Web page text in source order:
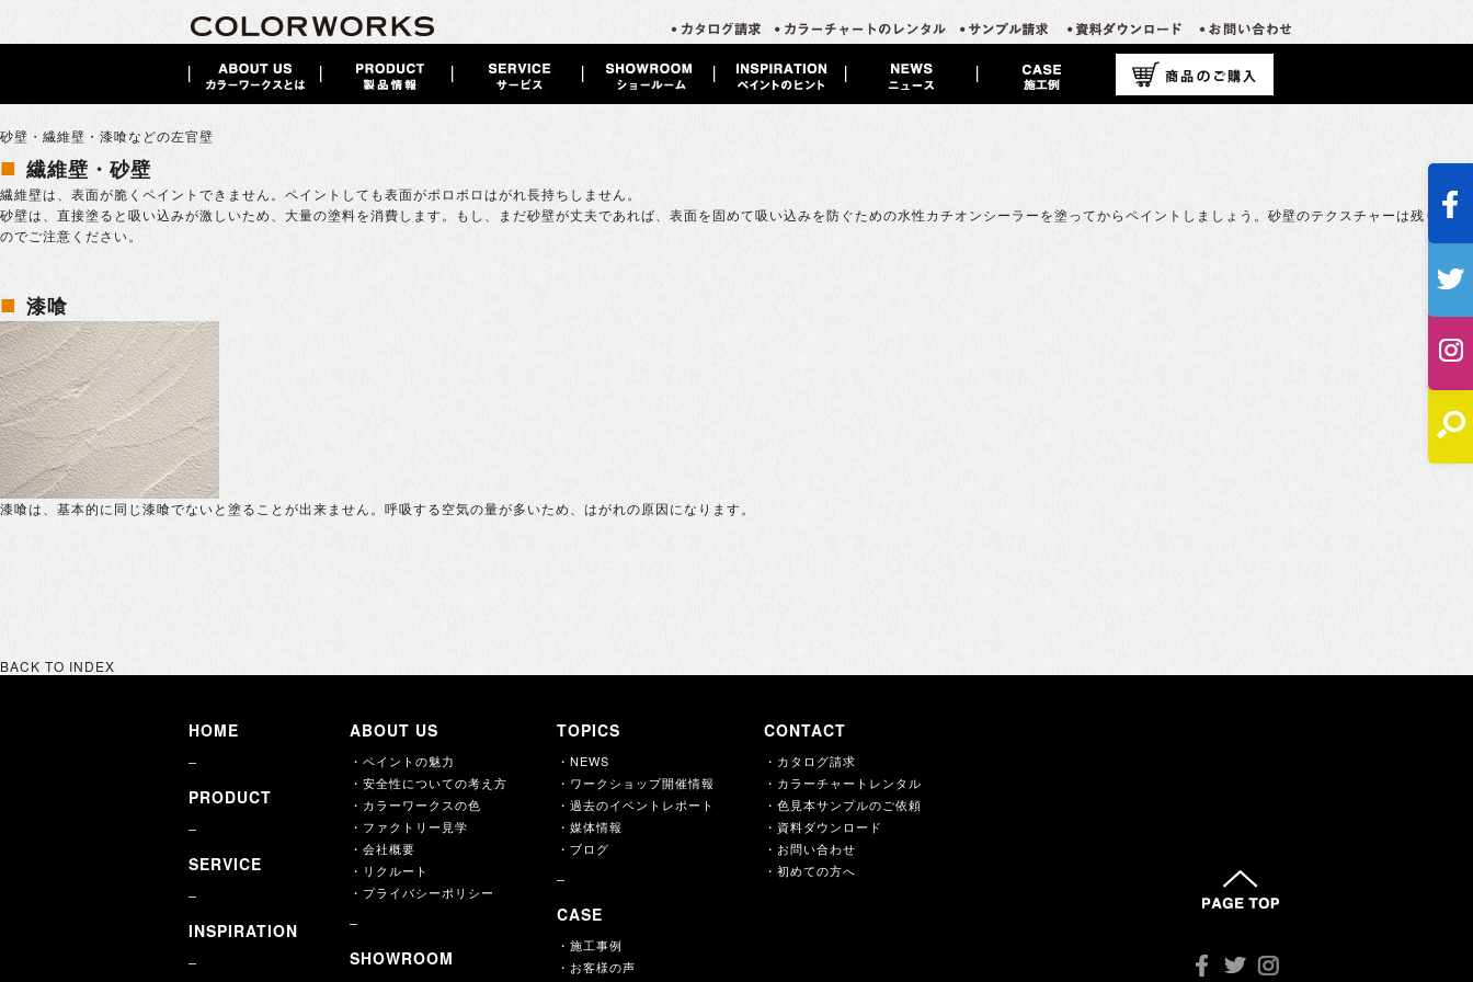
砂壁・繊維壁・漆喰などの左官壁
■ 繊維壁・砂壁
繊維壁は、表面が脆くペイントできません。ペイントしても表面がポロポロはがれ長持ちしません。
砂壁は、直接塗ると吸い込みが激しいため、大量の塗料を消費します。もし、まだ砂壁が丈夫であれば、表面を固めて吸い込みを防ぐための水性カチオンシーラーを塗ってからペイントしましょう。砂壁のテクスチャーは残ります
のでご注意ください。
■ 漆喰
漆喰は、基本的に同じ漆喰でないと塗ることが出来ません。呼吸する空気の量が多いため、はがれの原因になります。
BACK TO INDEX
HOME
PRODUCT
SERVICE
INSPIRATION
ABOUT US
・ペイントの魅力
・安全性についての考え方
・カラーワークスの色
・ファクトリー見学
・会社概要
・リクルート
・プライバシーポリシー
SHOWROOM
TOPICS
・NEWS
・ワークショップ開催情報
・過去のイベントレポート
・媒体情報
・ブログ
CASE
・施工事例
・お客様の声
CONTACT
・カタログ請求
・カラーチャートレンタル
・色見本サンプルのご依頼
・資料ダウンロード
・お問い合わせ
・初めての方へ